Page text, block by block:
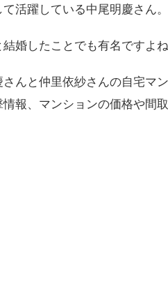
活躍している中尾明慶さん。
婚したことでも有名ですよね
んと仲里依紗さんの自宅マ
報、マンションの価格や間